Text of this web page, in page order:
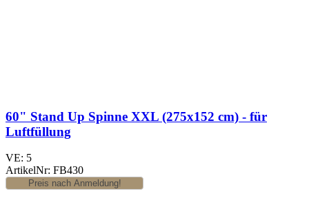
60" Stand Up Spinne XXL (275x152 cm) - für
Luftfüllung
VE: 5
ArtikelNr: FB430